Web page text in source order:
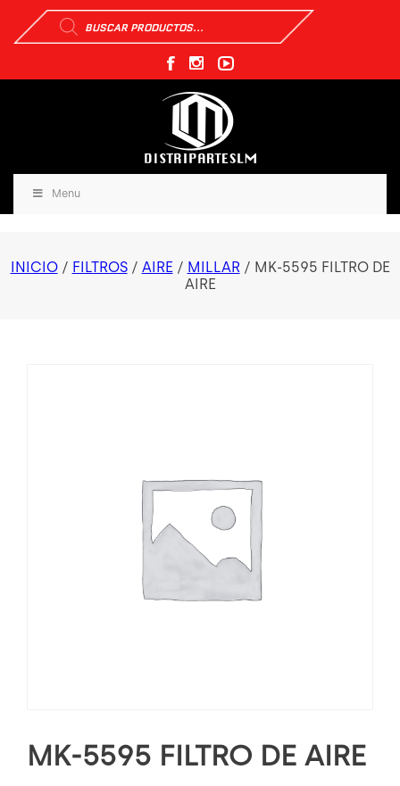
Búsqueda
de
productos
Menu
INICIO/ FILTROS/ AIRE/ MILLAR/ MK-5595 FILTRO DE
AIRE
MK-5595 FILTRO DE AIRE